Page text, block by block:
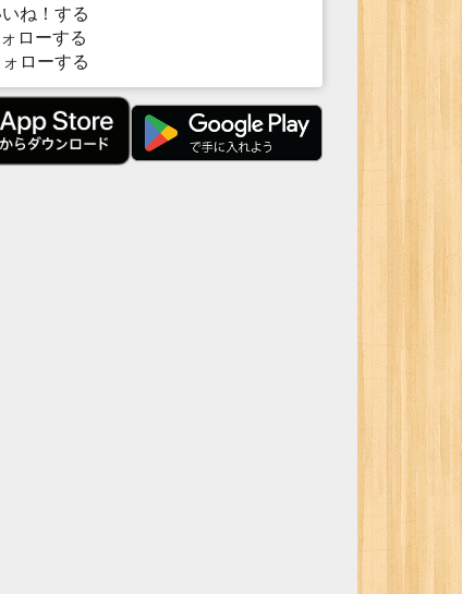
ね！する
ローする
ローする